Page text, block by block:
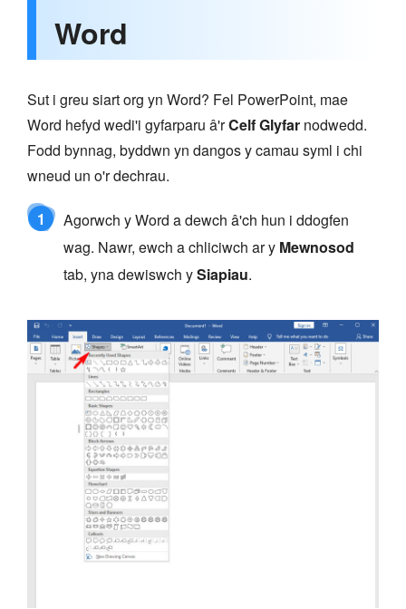
Word
Sut i greu siart org yn Word? Fel PowerPoint, mae
Word hefyd wedi'i gyfarparu â'rCelf Glyfar nodwedd.
Fodd bynnag, byddwn yn dangos y camau syml i chi
wneud un o'r dechrau.
1
Agorwch y Word a dewch â'ch hun i ddogfen
wag. Nawr, ewch a chliciwch ar y Mewnosod
tab, yna dewiswch ySiapiau.